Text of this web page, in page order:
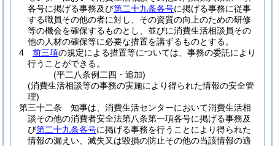
各号に掲げる事務及び第二十九条各号に掲げる事務に従事
する職員その他の者に対し、その資質の向上のための研修
等の機会を確保するものとし、並びに消費生活相談員その
他の人材の確保等に必要な措置を講ずるものとする。
4
前三項の規定による措置等については、事務の委託により
行うことができる。
(平二八条例二四・追加)
(消費生活相談等の事務の実施により得られた情報の安全管
理)
第三十二条
知事は、消費生活センターにおいて消費生活相
談その他の消費者安全法第八条第一項各号に掲げる事務及
び第二十九条各号に掲げる事務を行うことにより得られた
情報の漏えい、滅失又は毀損の防止その他の当該情報の適